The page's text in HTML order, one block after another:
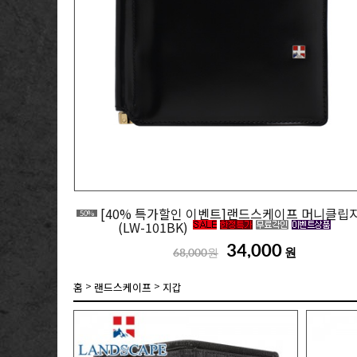
50% [40% 특가할인 이벤트]랜드스케이프 머니클립
(LW-101BK)
68,000원 34,000 원
홈 > 랜드스케이프 > 지갑